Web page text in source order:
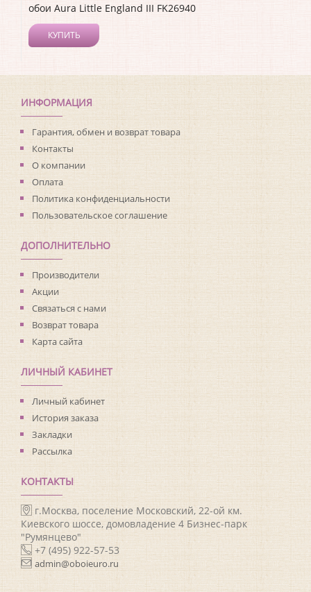
обои Aura Little England III FK26940
КУПИТЬ
ИНФОРМАЦИЯ
Гарантия, обмен и возврат товара
Контакты
О компании
Оплата
Политика конфиденциальности
Пользовательское соглашение
ДОПОЛНИТЕЛЬНО
Производители
Акции
Связаться с нами
Возврат товара
Карта сайта
ЛИЧНЫЙ КАБИНЕТ
Личный кабинет
История заказа
Закладки
Рассылка
КОНТАКТЫ
г.Москва, поселение Московский, 22-ой км.
Киевского шоссе, домовладение 4 Бизнес-парк
"Румянцево"
+7 (495) 922-57-53
admin@oboieuro.ru